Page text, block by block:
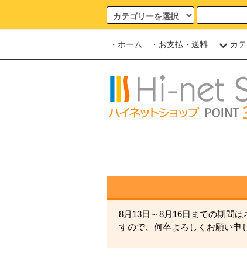
・ホーム ・お支払・送料 カ
8月13日～8月16日までの期間
すので、何卒よろしくお願い申